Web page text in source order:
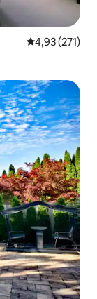
Średnia
4,93 (271)